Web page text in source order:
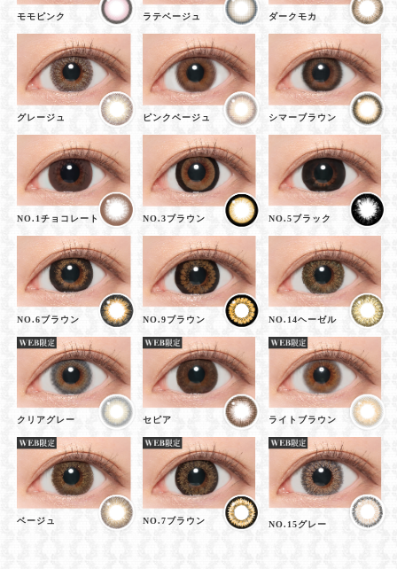
モモピンク ラテベージュ ダークモカ
グレージュ ピンクベージュ シマーブラウン
NO.1チョコレート NO.3ブラウン NO.5ブラック
NO.6ブラウン NO.9ブラウン NO.14ヘーゼル
クリアグレー セピア ライトブラウン
ベージュ NO.7ブラウン NO.15グレー